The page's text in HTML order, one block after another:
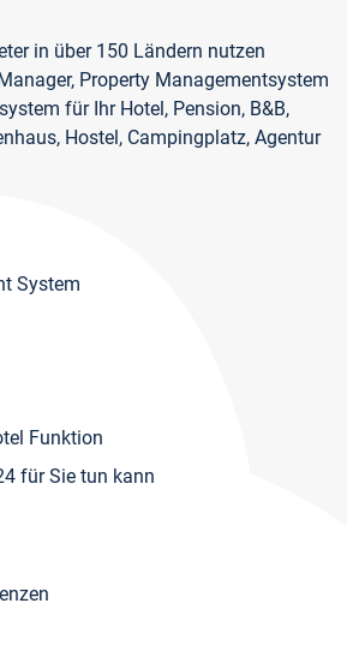
in über 150 Ländern nutzen
Property Managementsystem
für Ihr Hotel, Pension, B&B,
Hostel, Campingplatz, Agentur
System
Funktion
für Sie tun kann